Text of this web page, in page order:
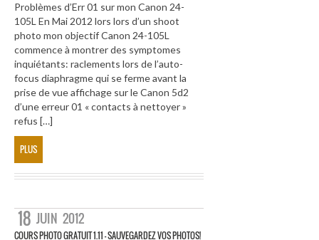
Problèmes d’Err 01 sur mon Canon 24-
105L En Mai 2012 lors lors d’un shoot
photo mon objectif Canon 24-105L
commence à montrer des symptomes
inquiétants: raclements lors de l’auto-
focus diaphragme qui se ferme avant la
prise de vue affichage sur le Canon 5d2
d’une erreur 01 « contacts à nettoyer »
refus […]
PLUS
18 JUIN 2012
COURS PHOTO GRATUIT 1.11 – SAUVEGARDEZ VOS PHOTOS!